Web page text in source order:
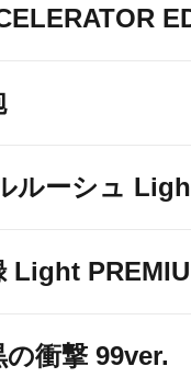
ルーシュ
Light
衝撃 99ver.